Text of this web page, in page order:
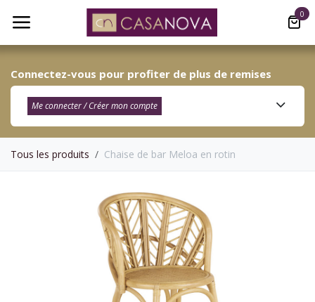
0
Connectez-vous pour profiter de plus de remises
Me connecter / Créer mon compte​
Tous les produits Chaise de bar Meloa en rotin